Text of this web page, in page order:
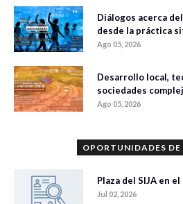
Diálogos acerca
desde la práctica
Ago 05, 2026
Desarrollo local,
sociedades
Ago 05, 2026
OPORTUNIDADES
Plaza del SIJA en
Jul 02, 2026